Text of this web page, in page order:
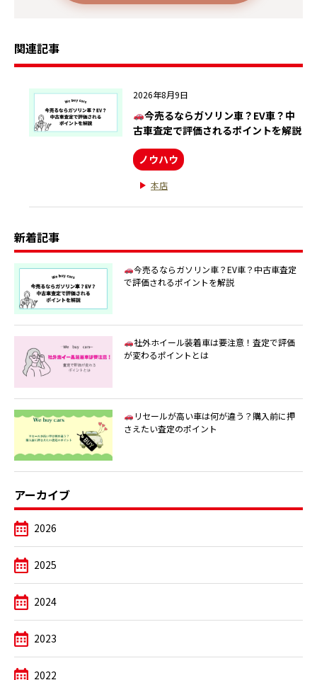
関連記事
2026年8月9日
今売るならガソリン車？EV車？中
古車査定で評価されるポイントを解説
ノウハウ
本店
新着記事
今売るならガソリン車？EV車？中古車査定
で評価されるポイントを解説
社外ホイール装着車は要注意！査定で評価
が変わるポイントとは
リセールが高い車は何が違う？購入前に押
さえたい査定のポイント
アーカイブ
2026
2025
2024
2023
2022